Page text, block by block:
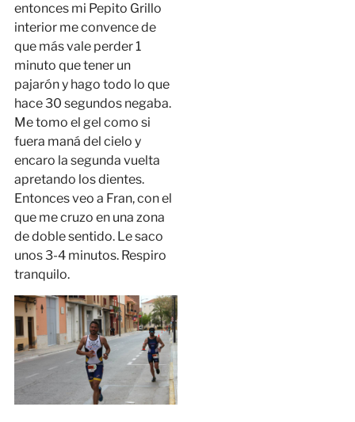
entonces mi Pepito Grillo
interior me convence de
que más vale perder 1
minuto que tener un
pajarón y hago todo lo que
hace 30 segundos negaba.
Me tomo el gel como si
fuera maná del cielo y
encaro la segunda vuelta
apretando los dientes.
Entonces veo a Fran, con el
que me cruzo en una zona
de doble sentido. Le saco
unos 3-4 minutos. Respiro
tranquilo.